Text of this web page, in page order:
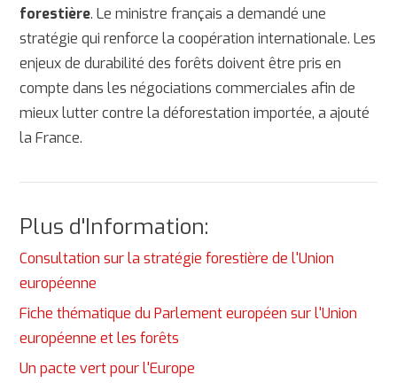
forestière. Le ministre français a demandé une
stratégie qui renforce la coopération internationale. Les
enjeux de durabilité des forêts doivent être pris en
compte dans les négociations commerciales afin de
mieux lutter contre la déforestation importée, a ajouté
la France.
Plus d'Information:
Consultation sur la stratégie forestière de l'Union
européenne
Fiche thématique du Parlement européen sur l'Union
européenne et les forêts
Un pacte vert pour l'Europe